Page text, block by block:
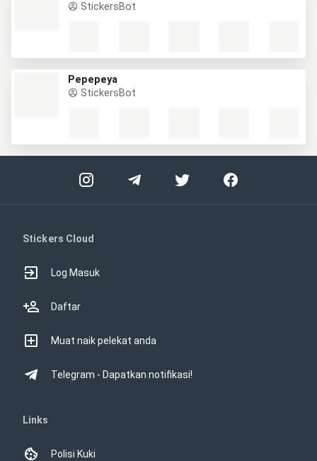
StickersBot
Pepepeya
StickersBot
Stickers Cloud
Log Masuk
Daftar
Muat naik pelekat anda
Telegram - Dapatkan notifikasi!
Links
Polisi Kuki